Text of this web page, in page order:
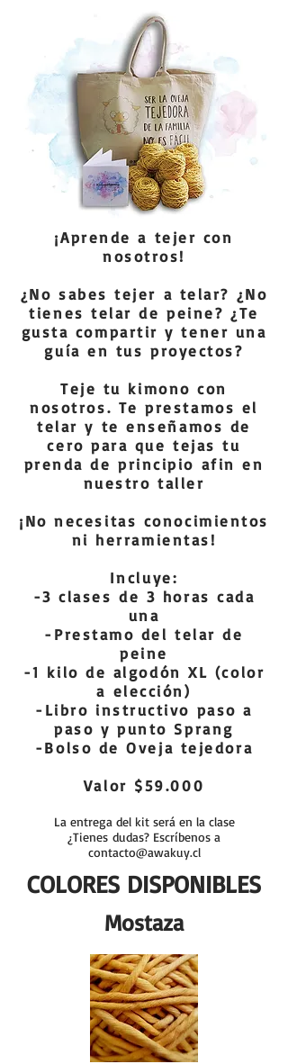
¡Aprende a tejer con
nosotros!
¿No sabes tejer a telar? ¿No
tienes telar de peine? ¿Te
gusta compartir y tener una
guía en tus proyectos?
Teje tu kimono con
nosotros. Te prestamos el
telar y te enseñamos de
cero para que tejas tu
prenda de principio afin en
nuestro taller
¡No necesitas conocimientos
ni herramientas!
Incluye:
-3 clases de 3 horas cada
una
-Prestamo del telar de
peine
-1 kilo de algodón XL (color
a elección)
-Libro instructivo paso a
paso y punto Sprang
-Bolso de Oveja tejedora
Valor $59.000
La entrega del kit será en la clase
¿Tienes dudas? Escríbenos a
contacto@awakuy.cl
COLORES DISPONIBLES
Mostaza